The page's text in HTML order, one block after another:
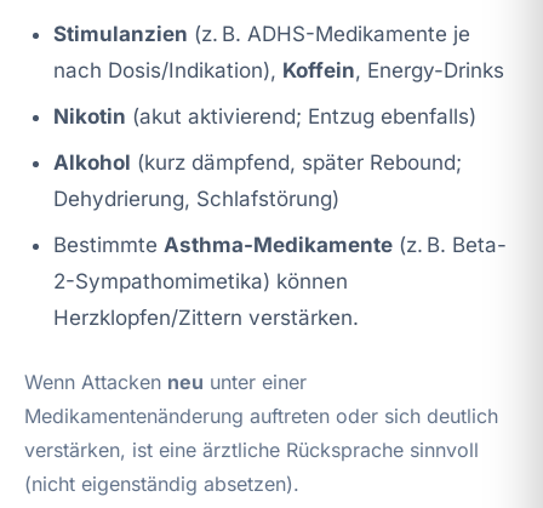
Stimulanzien (z. B. ADHS-Medikamente je
nach Dosis/Indikation), Koffein, Energy-Drinks
Nikotin (akut aktivierend; Entzug ebenfalls)
Alkohol (kurz dämpfend, später Rebound;
Dehydrierung, Schlafstörung)
Bestimmte Asthma-Medikamente (z. B. Beta-
2-Sympathomimetika) können
Herzklopfen/Zittern verstärken.
Wenn Attacken neu unter einer
Medikamentenänderung auftreten oder sich deutlich
verstärken, ist eine ärztliche Rücksprache sinnvoll
(nicht eigenständig absetzen).